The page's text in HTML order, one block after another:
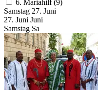
6. Mariahilf (9)
Samstag 27. Juni
27. Juni Juni
Samstag Sa